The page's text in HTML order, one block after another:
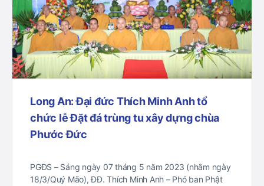
Long An: Đại đức Thích Minh Anh tổ
chức lễ Đặt đá trùng tu xây dựng chùa
Phước Đức
PGĐS – Sáng ngày 07 tháng 5 năm 2023 (nhằm ngày
18/3/Quý Mão), ĐĐ. Thích Minh Anh – Phó ban Phật